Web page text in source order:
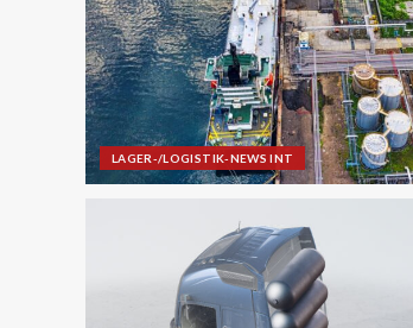
LAGER-/LOGISTIK-NEWS INT